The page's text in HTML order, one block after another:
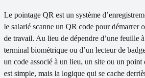
Le pointage QR est un système
le salarié scanne un QR code pour démarrer
de travail. Au lieu de dépendre d’une feuille
terminal biométrique ou d’un lecteur de
un code associé à un lieu, un site ou un point
est simple, mais la logique qui se cache